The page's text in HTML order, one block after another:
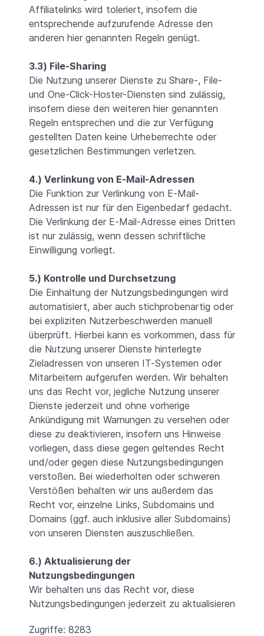
Affiliatelinks wird toleriert, insofern die
entsprechende aufzurufende Adresse den
anderen hier genannten Regeln genügt.
3.3) File-Sharing
Die Nutzung unserer Dienste zu Share-, File-
und One-Click-Hoster-Diensten sind zulässig,
insofern diese den weiteren hier genannten
Regeln entsprechen und die zur Verfügung
gestellten Daten keine Urheberrechte oder
gesetzlichen Bestimmungen verletzen.
4.) Verlinkung von E-Mail-Adressen
Die Funktion zur Verlinkung von E-Mail-
Adressen ist nur für den Eigenbedarf gedacht.
Die Verlinkung der E-Mail-Adresse eines Dritten
ist nur zulässig, wenn dessen schriftliche
Einwilligung vorliegt.
5.) Kontrolle und Durchsetzung
Die Einhaltung der Nutzungsbedingungen wird
automatisiert, aber auch stichprobenartig oder
bei expliziten Nutzerbeschwerden manuell
überprüft. Hierbei kann es vorkommen, dass für
die Nutzung unserer Dienste hinterlegte
Zieladressen von unseren IT-Systemen oder
Mitarbeitern aufgerufen werden. Wir behalten
uns das Recht vor, jegliche Nutzung unserer
Dienste jederzeit und ohne vorherige
Ankündigung mit Warnungen zu versehen oder
diese zu deaktivieren, insofern uns Hinweise
vorliegen, dass diese gegen geltendes Recht
und/oder gegen diese Nutzungsbedingungen
verstoßen. Bei wiederholten oder schweren
Verstößen behalten wir uns außerdem das
Recht vor, einzelne Links, Subdomains und
Domains (ggf. auch inklusive aller Subdomains)
von unseren Diensten auszuschließen.
6.) Aktualisierung der
Nutzungsbedingungen
Wir behalten uns das Recht vor, diese
Nutzungsbedingungen jederzeit zu aktualisieren
Zugriffe: 8283